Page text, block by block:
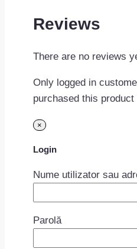
Reviews
There are no reviews
Only logged in
purchased this
×
Login
Nume utilizator sau
Parolă